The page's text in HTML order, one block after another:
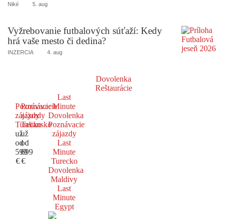
Niké 5. aug
Vyžrebovanie futbalových súťaží: Kedy
hrá vaše mesto či dedina?
INZERCIA 4. aug
Dovolenka
Reštaurácie
Poznávacie
zájazdy
Turecko
už
od
599
€
Poznávacie
zájazdy
Taliansko
už
od
699
€
Last
Minute
Dovolenka
Poznávacie
zájazdy
Last
Minute
Turecko
Dovolenka
Maldivy
Last
Minute
Egypt